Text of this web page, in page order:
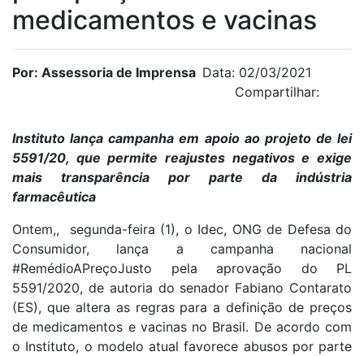
medicamentos e vacinas
Por: Assessoria de Imprensa Data: 02/03/2021
Compartilhar:
Instituto lança campanha em apoio ao projeto de lei
5591/20, que permite reajustes negativos e exige
mais transparência por parte da indústria
farmacêutica
Ontem,, segunda-feira (1), o Idec, ONG de Defesa do
Consumidor, lança a campanha nacional
#RemédioAPreçoJusto pela aprovação do PL
5591/2020, de autoria do senador Fabiano Contarato
(ES), que altera as regras para a definição de preços
de medicamentos e vacinas no Brasil. De acordo com
o Instituto, o modelo atual favorece abusos por parte